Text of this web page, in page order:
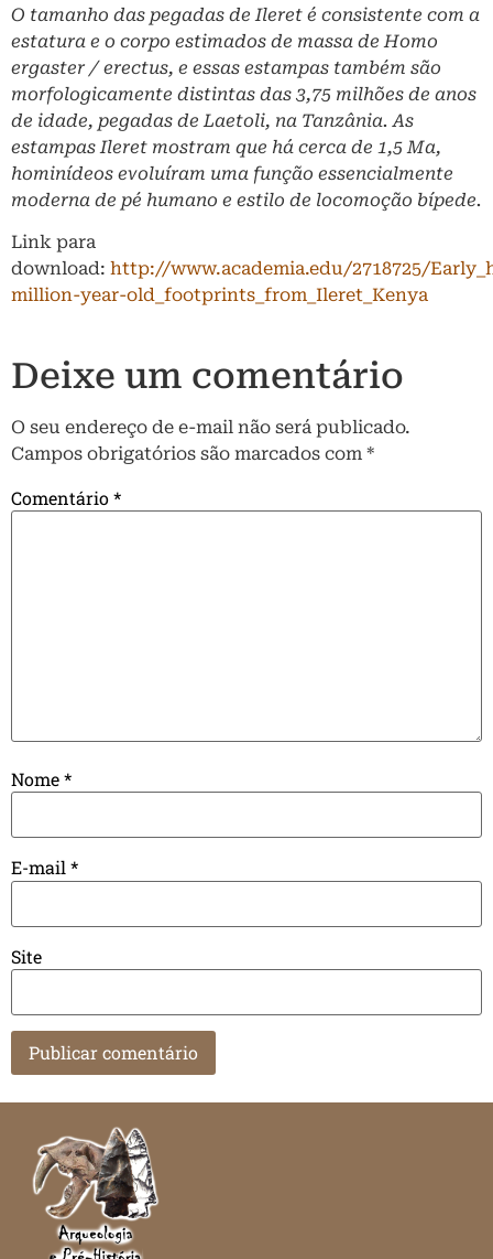
O tamanho das pegadas de Ileret é consistente com a
estatura e o corpo estimados de massa de Homo
ergaster / erectus, e essas estampas também são
morfologicamente distintas das 3,75 milhões de anos
de idade, pegadas de Laetoli, na Tanzânia. As
estampas Ileret mostram que há cerca de 1,5 Ma,
hominídeos evoluíram uma função essencialmente
moderna de pé humano e estilo de locomoção bípede.
Link para
download: http://www.academia.edu/2718725/
million-year-old_footprints_from_Ileret_Kenya
Deixe um comentário
O seu endereço de e-mail não será publicado.
Campos obrigatórios são marcados com *
Comentário*
Nome*
E-mail*
Site